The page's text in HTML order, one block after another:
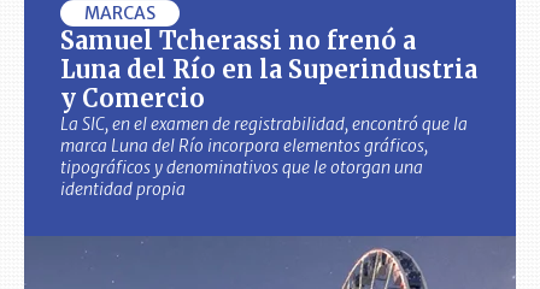
MARCAS
Samuel Tcherassi no frenó a
Luna del Río en la Superindustria
y Comercio
La SIC, en el examen de registrabilidad, encontró que la
marca Luna del Río incorpora elementos gráficos,
tipográficos y denominativos que le otorgan una
identidad propia